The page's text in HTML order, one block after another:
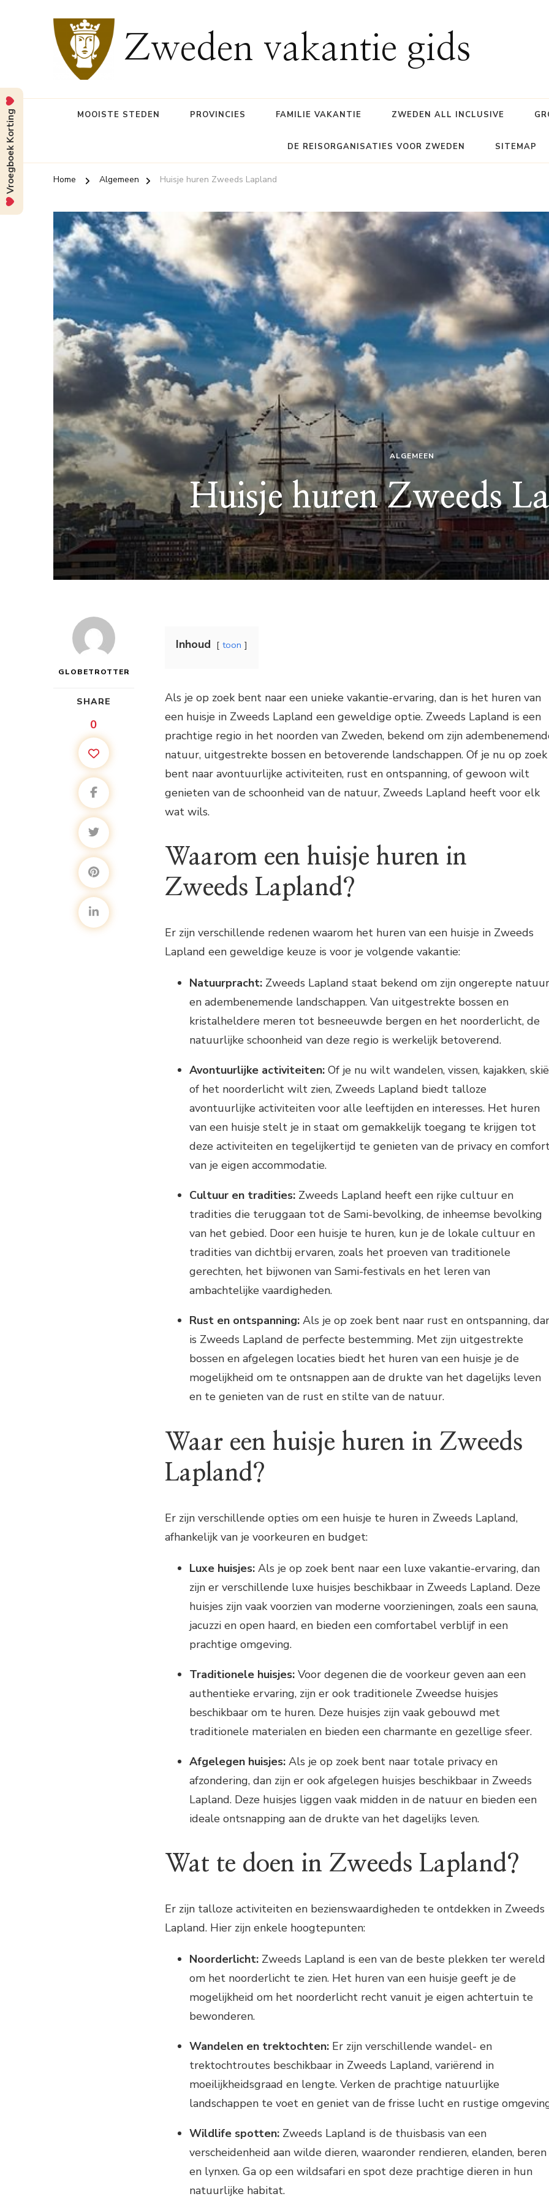
Zweden vakantie gids
MOOISTE STEDEN PROVINCIES FAMILIE VAKANTIE ZWEDEN ALL INCLUSIVE
DE REISORGANISATIES VOOR ZWEDEN SITEMAP
Home Algemeen Huisje huren Zweeds Lapland
ALGEMEEN
Huisje huren Zweeds
GLOBETROTTER
SHARE
0
Inhoud toon
Als je op zoek bent naar een unieke vakantie-ervaring, dan is het huren van
een huisje in Zweeds Lapland een geweldige optie. Zweeds Lapland is een
prachtige regio in het noorden van Zweden, bekend om zijn
natuur, uitgestrekte bossen en betoverende landschappen. Of je nu op zoek
bent naar avontuurlijke activiteiten, rust en ontspanning, of gewoon wilt
genieten van de schoonheid van de natuur, Zweeds Lapland heeft voor elk
wat wils.
Waarom een huisje huren in
Zweeds Lapland?
Er zijn verschillende redenen waarom het huren van een huisje in Zweeds
Lapland een geweldige keuze is voor je volgende vakantie:
Natuurpracht: Zweeds Lapland staat bekend om zijn ongerepte natuur
en adembenemende landschappen. Van uitgestrekte bossen en
kristalheldere meren tot besneeuwde bergen en het noorderlicht, de
natuurlijke schoonheid van deze regio is werkelijk betoverend.
Avontuurlijke activiteiten: Of je nu wilt wandelen, vissen, kajakken,
of het noorderlicht wilt zien, Zweeds Lapland biedt talloze
avontuurlijke activiteiten voor alle leeftijden en interesses. Het huren
van een huisje stelt je in staat om gemakkelijk toegang te krijgen tot
deze activiteiten en tegelijkertijd te genieten van de privacy en
van je eigen accommodatie.
Cultuur en tradities: Zweeds Lapland heeft een rijke cultuur en
tradities die teruggaan tot de Sami-bevolking, de inheemse bevolking
van het gebied. Door een huisje te huren, kun je de lokale cultuur en
tradities van dichtbij ervaren, zoals het proeven van traditionele
gerechten, het bijwonen van Sami-festivals en het leren van
ambachtelijke vaardigheden.
Rust en ontspanning: Als je op zoek bent naar rust en ontspanning,
is Zweeds Lapland de perfecte bestemming. Met zijn uitgestrekte
bossen en afgelegen locaties biedt het huren van een huisje je de
mogelijkheid om te ontsnappen aan de drukte van het dagelijks leven
en te genieten van de rust en stilte van de natuur.
Waar een huisje huren in Zweeds
Lapland?
Er zijn verschillende opties om een huisje te huren in Zweeds Lapland,
afhankelijk van je voorkeuren en budget:
Luxe huisjes: Als je op zoek bent naar een luxe vakantie-ervaring, dan
zijn er verschillende luxe huisjes beschikbaar in Zweeds Lapland. Deze
huisjes zijn vaak voorzien van moderne voorzieningen, zoals een sauna,
jacuzzi en open haard, en bieden een comfortabel verblijf in een
prachtige omgeving.
Traditionele huisjes: Voor degenen die de voorkeur geven aan een
authentieke ervaring, zijn er ook traditionele Zweedse huisjes
beschikbaar om te huren. Deze huisjes zijn vaak gebouwd met
traditionele materialen en bieden een charmante en gezellige sfeer.
Afgelegen huisjes: Als je op zoek bent naar totale privacy en
afzondering, dan zijn er ook afgelegen huisjes beschikbaar in Zweeds
Lapland. Deze huisjes liggen vaak midden in de natuur en bieden een
ideale ontsnapping aan de drukte van het dagelijks leven.
Wat te doen in Zweeds Lapland?
Er zijn talloze activiteiten en bezienswaardigheden te ontdekken in Zweeds
Lapland. Hier zijn enkele hoogtepunten:
Noorderlicht: Zweeds Lapland is een van de beste plekken ter wereld
om het noorderlicht te zien. Het huren van een huisje geeft je de
mogelijkheid om het noorderlicht recht vanuit je eigen achtertuin te
bewonderen.
Wandelen en trektochten: Er zijn verschillende wandel- en
trektochtroutes beschikbaar in Zweeds Lapland, variërend in
moeilijkheidsgraad en lengte. Verken de prachtige natuurlijke
landschappen te voet en geniet van de frisse lucht en rustige
Wildlife spotten: Zweeds Lapland is de thuisbasis van een
verscheidenheid aan wilde dieren, waaronder rendieren, elanden, beren
en lynxen. Ga op een wildsafari en spot deze prachtige dieren in hun
natuurlijke habitat.
Vroegboek Korting